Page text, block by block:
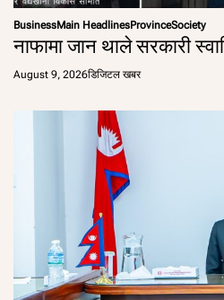
BusinessMain HeadlinesProvinceSociety
नाफामा जान थाले सरकारी
August 9, 2026डिजिटल खबर